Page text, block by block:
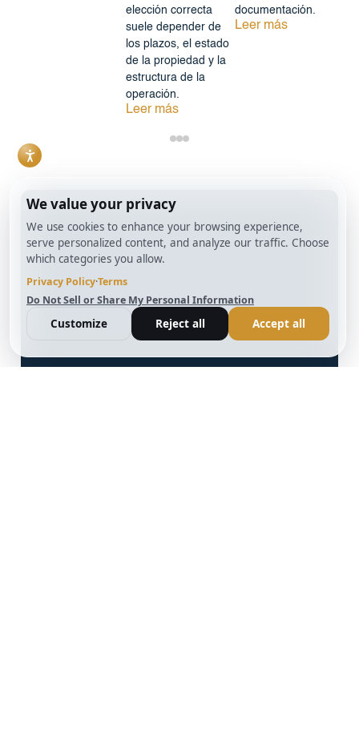
elección correcta
suele depender de
los plazos, el estado
de la propiedad y la
estructura de la
operación.
Leer más
documentación.
Leer más
info@BrightBridgeRealtyCapital.com